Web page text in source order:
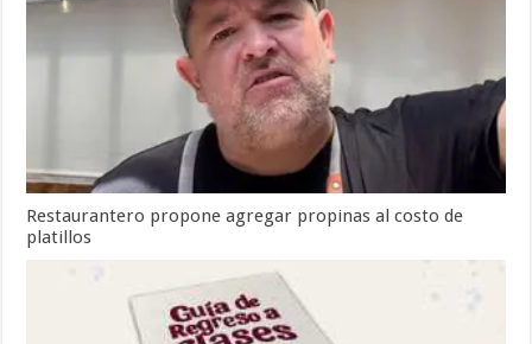
Restaurantero propone agregar propinas al costo de
platillos